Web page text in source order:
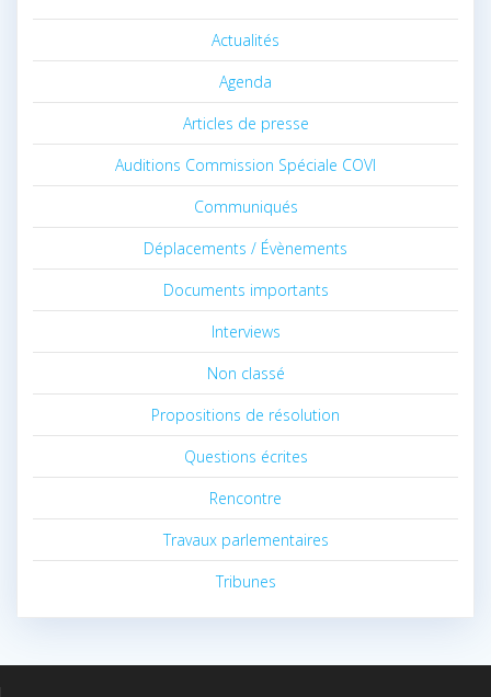
Actualités
Agenda
Articles de presse
Auditions Commission Spéciale COVI
Communiqués
Déplacements / Évènements
Documents importants
Interviews
Non classé
Propositions de résolution
Questions écrites
Rencontre
Travaux parlementaires
Tribunes